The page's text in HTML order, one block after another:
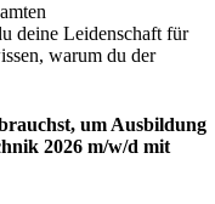
deine Leidenschaft für
warum du der
um Ausbildung
2026 m/w/d mit